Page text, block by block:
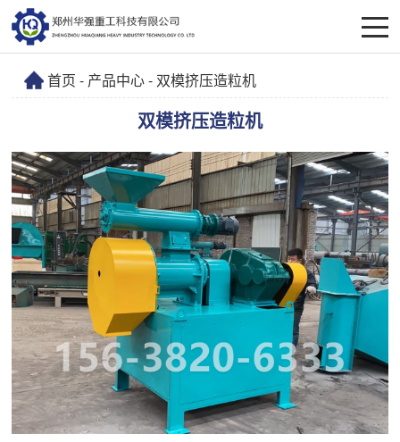
首页 - 产品中心- 双模挤压造粒机
双模挤压造粒机